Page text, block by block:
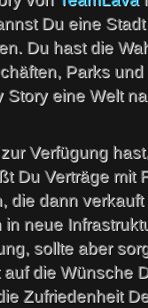
Du eine
Du hast die
Parks und
Story eine Welt
Verfügung
Du Verträge mit
die dann
neue
sollte aber
die Wünsche
Zufriedenheit